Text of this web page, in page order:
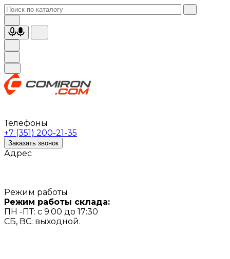
Телефоны
+7 (351) 200-21-35
Заказать звонок
Адрес
Режим работы
Режим работы склада:
ПН -ПТ: с 9:00 до 17:30
СБ, ВС: выходной.